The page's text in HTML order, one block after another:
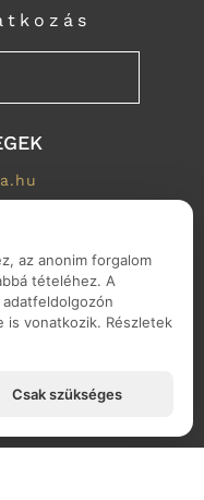
utca 39/A
az anonim forgalom
tételéhez. A
is vonatkozik. Részletek
Csak szükséges